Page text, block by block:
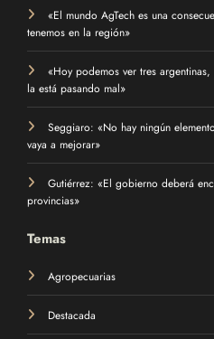
«El mundo AgTech es una
tenemos en la región»
«Hoy podemos ver tres argentinas,
la está pasando mal»
Seggiaro: «No hay ningún
vaya a mejorar»
Gutiérrez: «El gobierno deberá
Agropecuarias
Destacada